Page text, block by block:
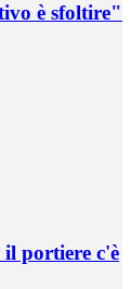
è sfoltire"
portiere c'è